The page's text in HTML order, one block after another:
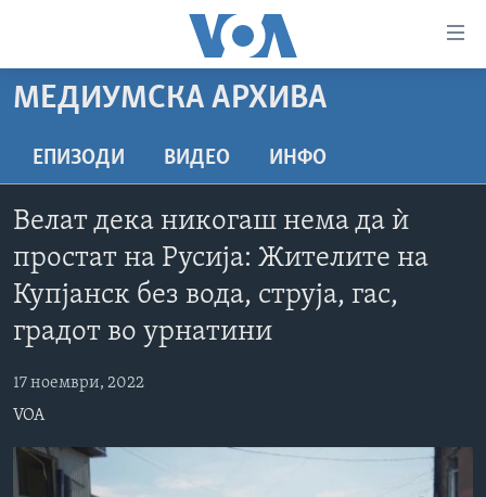
пристапност
содржина
Премини
до
страната
навигација
ДОМА
РУБРИКИ
МАКЕДОНИЈА
ЕКОНОМИЈА
ЗДРАВЈЕ
УМЕТНОСТ И ЗАБАВА
ДОКУМЕНТАРЦИ
АРХИВИРАНА ПРОГРАМА
NEWSFLASH - АРХИВА
ВЕСТИ ОД САД ВО МИНУТА - АРХИВА
ИЗБОРИ ВО САД 2020 - АРХИВА
ЗА НАС
МЕДИУМСКА АРХИВА
ЕПИЗОДИ ВИДЕО ИНФО
Велат дека никогаш нема да ѝ
простат на Русија: Жителите на
Купјанск без вода, струја, гас,
градот во урнатини
17 ноември, 2022
VOA